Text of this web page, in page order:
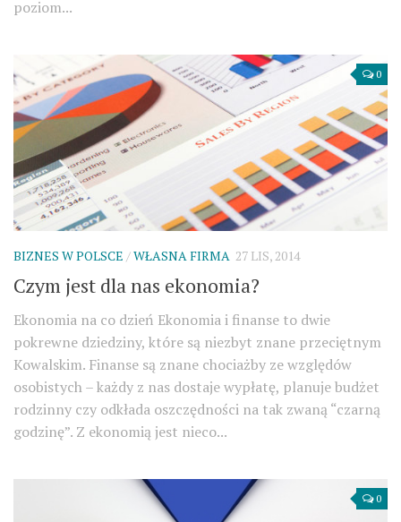
poziom...
0
BIZNES W POLSCE /WŁASNA FIRMA 27 LIS, 2014
Czym jest dla nas ekonomia?
Ekonomia na co dzień Ekonomia i finanse to dwie
pokrewne dziedziny, które są niezbyt znane przeciętnym
Kowalskim. Finanse są znane chociażby ze względów
osobistych – każdy z nas dostaje wypłatę, planuje budżet
rodzinny czy odkłada oszczędności na tak zwaną “czarną
godzinę”. Z ekonomią jest nieco...
0